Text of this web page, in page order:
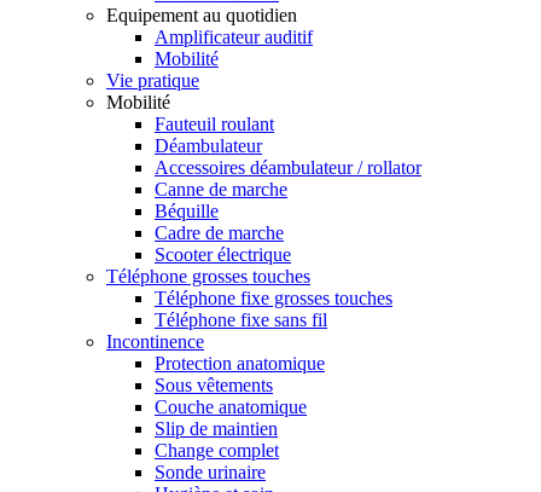
Equipement au quotidien
Amplificateur auditif
Mobilité
Vie pratique
Mobilité
Fauteuil roulant
Déambulateur
Accessoires déambulateur / rollator
Canne de marche
Béquille
Cadre de marche
Scooter électrique
Téléphone grosses touches
Téléphone fixe grosses touches
Téléphone fixe sans fil
Incontinence
Protection anatomique
Sous vêtements
Couche anatomique
Slip de maintien
Change complet
Sonde urinaire